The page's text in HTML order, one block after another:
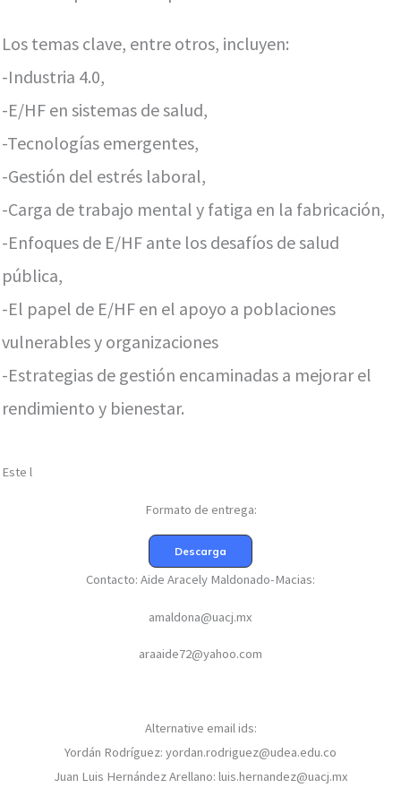
Los temas clave, entre otros, incluyen:
-Industria 4.0,
-E/HF en sistemas de salud,
-Tecnologías emergentes,
-Gestión del estrés laboral,
-Carga de trabajo mental y fatiga en la fabricación,
-Enfoques de E/HF ante los desafíos de salud
pública,
-El papel de E/HF en el apoyo a poblaciones
vulnerables y organizaciones
-Estrategias de gestión encaminadas a mejorar el
rendimiento y bienestar.
Este l
Formato de entrega:
Descarga
Contacto: Aide Aracely Maldonado-Macias:
amaldona@uacj.mx
araaide72@yahoo.com
Alternative email ids:
Yordán Rodríguez: yordan.rodriguez@udea.edu.co
Juan Luis Hernández Arellano: luis.hernandez@uacj.mx